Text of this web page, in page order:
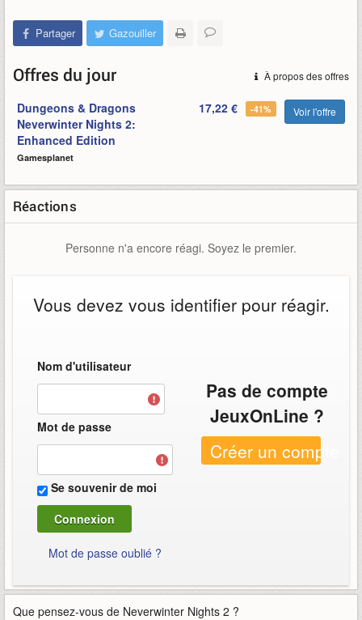
Partager Gazouiller
À propos des offres
Offres du jour
Dungeons & Dragons
Neverwinter Nights 2:
Enhanced Edition
Gamesplanet
17,22 € -41% Voir l'offre
Réactions
Personne n'a encore réagi. Soyez le premier.
Vous devez vous identifier pour réagir.
Nom d'utilisateur
Mot de passe
Se souvenir de moi
Mot de passe oublié ?
Pas de compte
JeuxOnLine ?
Créer un compte
Que pensez-vous de Neverwinter Nights 2 ?